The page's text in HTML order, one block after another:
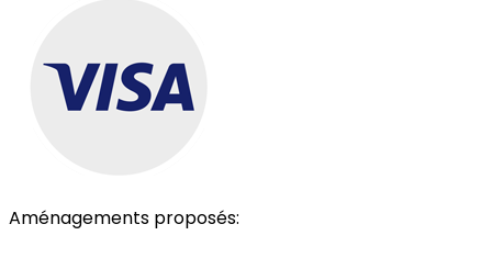
Aménagements proposés: